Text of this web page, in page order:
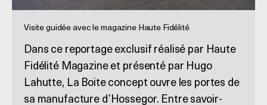
Visite guidée avec le magazine Haute Fidélité
Dans ce reportage exclusif réalisé par Haute
Fidélité Magazine et présenté par Hugo
Lahutte, La Boite concept ouvre les portes de
sa manufacture d’Hossegor. Entre savoir-